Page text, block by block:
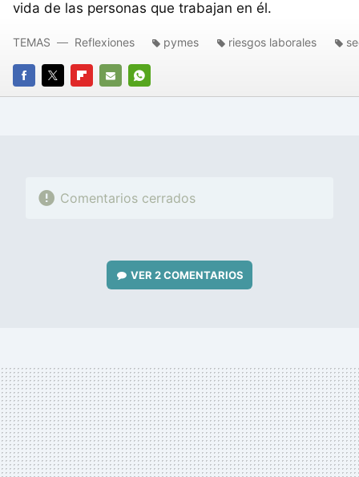
vida de las personas que trabajan en él.
FACEBOOK
TWITTERFLIPBOARD
E-
WHATSAPP
TEMAS Reflexiones pymes riesgos laborales
Comentarios cerrados
VER2 COMENTARIOS